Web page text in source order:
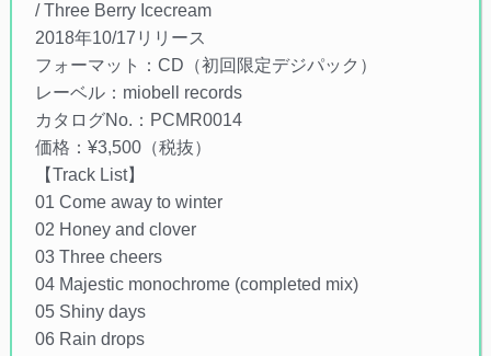
/ Three Berry Icecream
2018年10/17リリース
フォーマット：CD（初回限定デジパック）
レーベル：miobell records
カタログNo.：PCMR0014
価格：¥3,500（税抜）
【Track List】
01 Come away to winter
02 Honey and clover
03 Three cheers
04 Majestic monochrome (completed mix)
05 Shiny days
06 Rain drops